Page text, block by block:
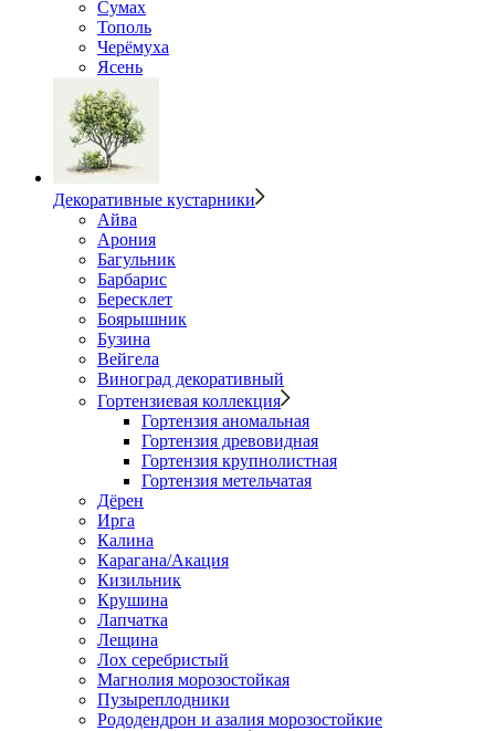
Сумах
Тополь
Черёмуха
Ясень
Декоративные кустарники
Айва
Арония
Багульник
Барбарис
Бересклет
Боярышник
Бузина
Вейгела
Виноград декоративный
Гортензиевая коллекция
Гортензия аномальная
Гортензия древовидная
Гортензия крупнолистная
Гортензия метельчатая
Дёрен
Ирга
Калина
Карагана/Акация
Кизильник
Крушина
Лапчатка
Лещина
Лох серебристый
Магнолия морозостойкая
Пузыреплодники
Рододендрон и азалия морозостойкие